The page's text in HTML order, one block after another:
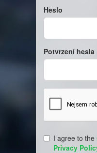
Heslo
Potvrzení hesla
I agree to the
Privacy